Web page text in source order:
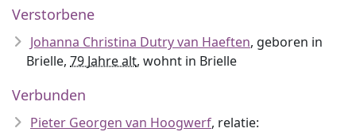
Verstorbene
Johanna Christina Dutry van Haeften, geboren in
Brielle, 79 Jahre alt, wohnt in Brielle
Verbunden
Pieter Georgen van Hoogwerf, relatie: